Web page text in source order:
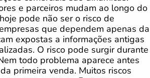
e parceiros mudam ao longo do
pode não ser o risco de
que dependem apenas da
expostas a informações antigas
O risco pode surgir durante
todo problema aparece antes
primeira venda. Muitos riscos